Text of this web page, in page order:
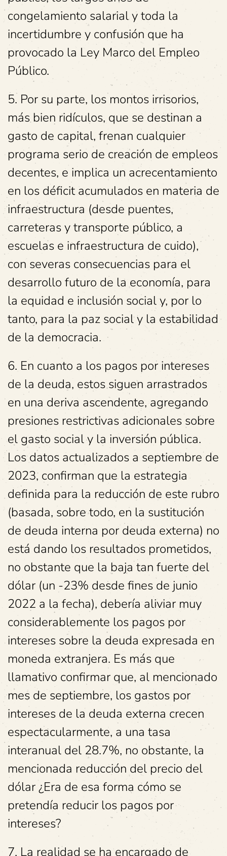
congelamiento salarial y toda la
incertidumbre y confusión que ha
provocado la Ley Marco del Empleo
Público.
5. Por su parte, los montos irrisorios,
más bien ridículos, que se destinan a
gasto de capital, frenan cualquier
programa serio de creación de empleos
decentes, e implica un acrecentamiento
en los déficit acumulados en materia de
infraestructura (desde puentes,
carreteras y transporte público, a
escuelas e infraestructura de cuido),
con severas consecuencias para el
desarrollo futuro de la economía, para
la equidad e inclusión social y, por lo
tanto, para la paz social y la estabilidad
de la democracia.
6. En cuanto a los pagos por intereses
de la deuda, estos siguen arrastrados
en una deriva ascendente, agregando
presiones restrictivas adicionales sobre
el gasto social y la inversión pública.
Los datos actualizados a septiembre de
2023, confirman que la estrategia
definida para la reducción de este rubro
(basada, sobre todo, en la sustitución
de deuda interna por deuda externa) no
está dando los resultados prometidos,
no obstante que la baja tan fuerte del
dólar (un -23% desde fines de junio
2022 a la fecha), debería aliviar muy
considerablemente los pagos por
intereses sobre la deuda expresada en
moneda extranjera. Es más que
llamativo confirmar que, al mencionado
mes de septiembre, los gastos por
intereses de la deuda externa crecen
espectacularmente, a una tasa
interanual del 28.7%, no obstante, la
mencionada reducción del precio del
dólar ¿Era de esa forma cómo se
pretendía reducir los pagos por
intereses?
7. La realidad se ha encargado de